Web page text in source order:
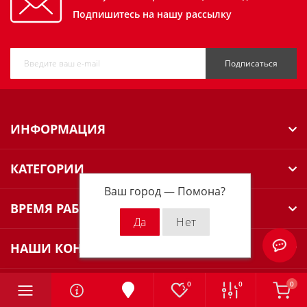
Ваш город — Помона?
0 0 0
Подпишитесь на нашу рассылку
Подписаться
ИНФОРМАЦИЯ
КАТЕГОРИИ
ВРЕМЯ РАБОТЫ
НАШИ КОНТАКТЫ